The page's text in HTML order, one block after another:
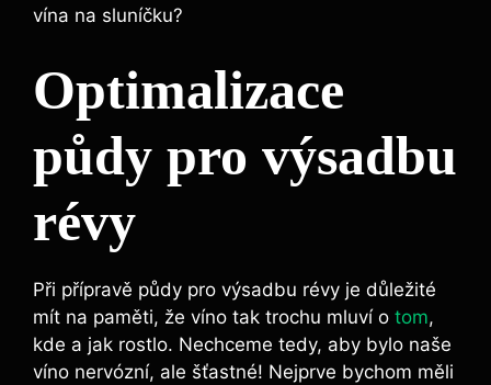
vína na sluníčku?
Optimalizace
půdy pro⁣ výsadbu
révy
Při přípravě půdy pro výsadbu révy je důležité
mít na paměti,​ že víno tak‍ trochu mluví o tom,
kde a jak rostlo. Nechceme tedy, aby bylo naše
víno nervózní, ale šťastné! Nejprve bychom měli